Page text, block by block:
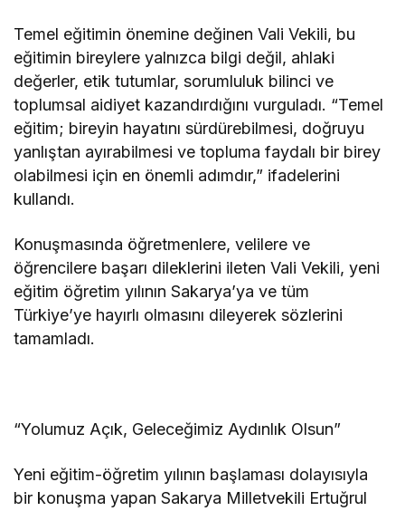
Temel eğitimin önemine değinen Vali Vekili, bu
eğitimin bireylere yalnızca bilgi değil, ahlaki
değerler, etik tutumlar, sorumluluk bilinci ve
toplumsal aidiyet kazandırdığını vurguladı. “Temel
eğitim; bireyin hayatını sürdürebilmesi, doğruyu
yanlıştan ayırabilmesi ve topluma faydalı bir birey
olabilmesi için en önemli adımdır,” ifadelerini
kullandı.
Konuşmasında öğretmenlere, velilere ve
öğrencilere başarı dileklerini ileten Vali Vekili, yeni
eğitim öğretim yılının Sakarya’ya ve tüm
Türkiye’ye hayırlı olmasını dileyerek sözlerini
tamamladı.
“Yolumuz Açık, Geleceğimiz Aydınlık Olsun”
Yeni eğitim-öğretim yılının başlaması dolayısıyla
bir konuşma yapan Sakarya Milletvekili Ertuğrul